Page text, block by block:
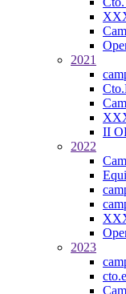
2021
II
2022
2023